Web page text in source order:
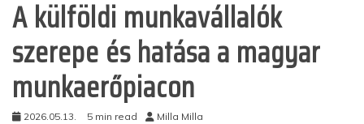
A külföldi munkavállalók
szerepe és hatása a magyar
munkaerőpiacon
2026.05.13. 5 min read Milla Milla